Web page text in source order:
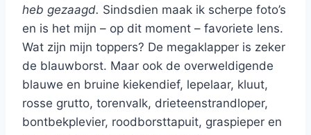
heb gezaagd. Sindsdien maak ik scherpe foto’s
en is het mijn – op dit moment – favoriete lens.
Wat zijn mijn toppers? De megaklapper is zeker
de blauwborst. Maar ook de overweldigende
blauwe en bruine kiekendief, lepelaar, kluut,
rosse grutto, torenvalk, drieteenstrandloper,
bontbekplevier, roodborsttapuit, graspieper en